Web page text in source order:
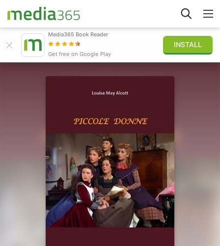
Sign in
Media365 Book Reader
Get free on Google Play
INSTALL